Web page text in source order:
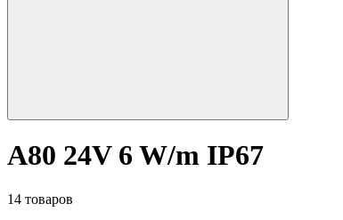
A80 24V 6 W/m IP67
14 товаров